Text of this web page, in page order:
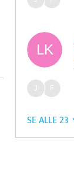
SE ALLE 23